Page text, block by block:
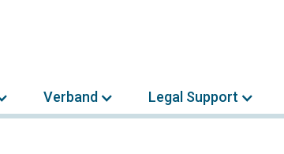
Verband Legal Support